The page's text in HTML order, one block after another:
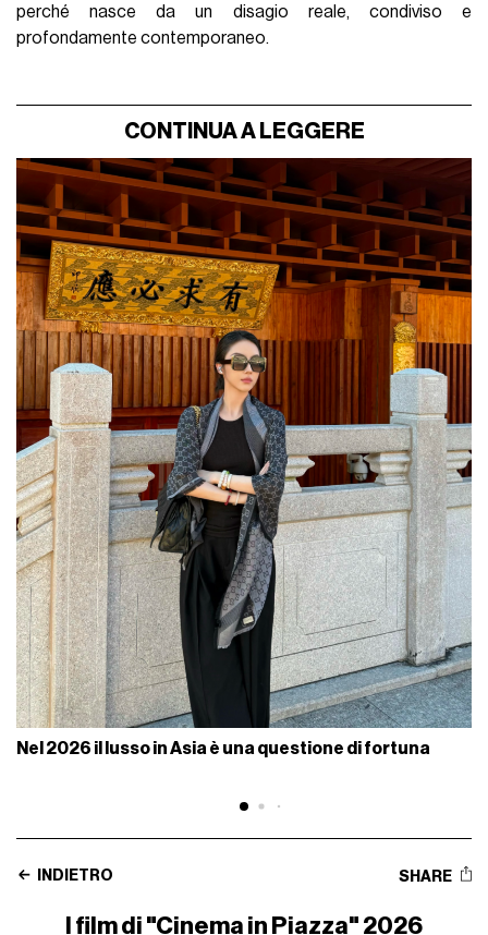
perché nasce da un disagio reale, condiviso e
profondamente contemporaneo.
CONTINUA A LEGGERE
Nel 2026 il lusso in Asia è una questione di fortuna
INDIETRO SHARE
I film di "Cinema in Piazza" 2026